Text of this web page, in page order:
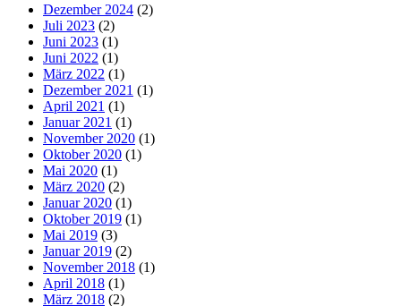
Dezember 2024 (2)
Juli 2023 (2)
Juni 2023 (1)
Juni 2022 (1)
März 2022 (1)
Dezember 2021 (1)
April 2021 (1)
Januar 2021 (1)
November 2020 (1)
Oktober 2020 (1)
Mai 2020 (1)
März 2020 (2)
Januar 2020 (1)
Oktober 2019 (1)
Mai 2019 (3)
Januar 2019 (2)
November 2018 (1)
April 2018 (1)
März 2018 (2)